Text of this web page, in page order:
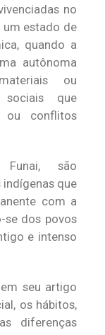
no
um estado de
quando a
autônoma
ou
sociais que
ou conflitos
são
indígenas que
com a
se dos povos
e intenso
seu artigo
os hábitos,
diferenças